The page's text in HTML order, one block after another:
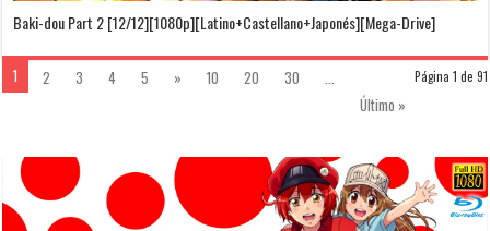
Baki-dou Part 2 [12/12][1080p][Latino+Castellano+Japonés][Mega-Drive]
Página 1 de 91
1 2 3 4 5 » 10 20 30
Último »